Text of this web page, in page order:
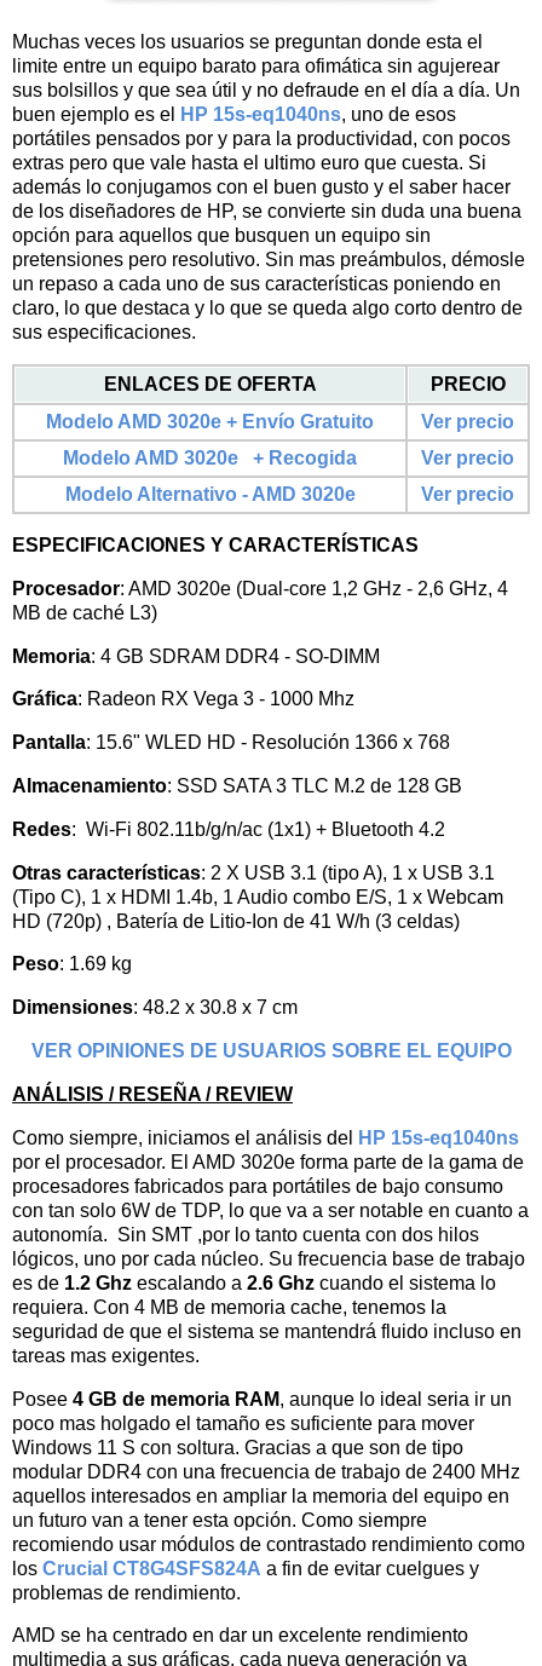
Muchas veces los usuarios se preguntan donde esta el
limite entre un equipo barato para ofimática sin agujerear
sus bolsillos y que sea útil y no defraude en el día a día. Un
buen ejemplo es el
HP 15s-eq1040ns, uno de esos
portátiles pensados por y para la productividad, con pocos
extras pero que vale hasta el ultimo euro que cuesta. Si
además lo conjugamos con el buen gusto y el saber hacer
de los diseñadores de HP, se convierte sin duda una buena
opción para aquellos que busquen un equipo sin
pretensiones pero resolutivo. Sin mas preámbulos, démosle
un repaso a cada uno de sus características poniendo en
claro, lo que destaca y lo que se queda algo corto dentro de
sus especificaciones.
ENLACES DE OFERTA
PRECIO
Modelo AMD 3020e + Envío Gratuito
Ver precio
Modelo AMD 3020e + Recogida
Ver precio
Modelo Alternativo - AMD 3020e Ver precio
ESPECIFICACIONES Y CARACTERÍSTICAS
Procesador: AMD 3020e (Dual-core 1,2 GHz - 2,6 GHz, 4
MB de caché L3)
Memoria: 4 GB SDRAM DDR4 - SO-DIMM
Gráfica: Radeon RX Vega 3 - 1000 Mhz
Pantalla: 15.6" WLED HD - Resolución 1366 x 768
Almacenamiento: SSD SATA 3 TLC M.2 de 128 GB
Redes: Wi-Fi 802.11b/g/n/ac (1x1) + Bluetooth 4.2
Otras características: 2 X USB 3.1 (tipo A), 1 x USB 3.1
(Tipo C), 1 x HDMI 1.4b, 1 Audio combo E/S, 1 x Webcam
HD (720p) , Batería de Litio-Ion de 41 W/h (3 celdas)
Peso: 1.69 kg
Dimensiones: 48.2 x 30.8 x 7 cm
VER OPINIONES DE USUARIOS SOBRE EL EQUIPO
ANÁLISIS / RESEÑA / REVIEW
Como siempre, iniciamos el análisis del
HP 15s-eq1040ns
por el procesador. El AMD 3020e forma parte de la gama de
procesadores fabricados para portátiles de bajo consumo
con tan solo 6W de TDP, lo que va a ser notable en cuanto a
autonomía. Sin SMT ,por lo tanto cuenta con dos hilos
lógicos, uno por cada núcleo. Su frecuencia base de trabajo
es de 1.2 Ghz escalando a 2.6 Ghz cuando el sistema lo
requiera. Con 4 MB de memoria cache, tenemos la
seguridad de que el sistema se mantendrá fluido incluso en
tareas mas exigentes.
Posee 4 GB de memoria RAM, aunque lo ideal seria ir un
poco mas holgado el tamaño es suficiente para mover
Windows 11 S con soltura. Gracias a que son de tipo
modular DDR4 con una frecuencia de trabajo de 2400 MHz
aquellos interesados en ampliar la memoria del equipo en
un futuro van a tener esta opción. Como siempre
recomiendo usar módulos de contrastado rendimiento como
los Crucial CT8G4SFS824A a fin de evitar cuelgues y
problemas de rendimiento.
AMD se ha centrado en dar un excelente rendimiento
multimedia a sus gráficas, cada nueva generación va